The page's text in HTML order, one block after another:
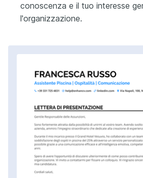
conoscenza e il tuo interesse
l'organizzazione.